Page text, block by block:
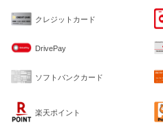
クレジットカード
DrivePay
ソフトバンクカード
楽天ポイント